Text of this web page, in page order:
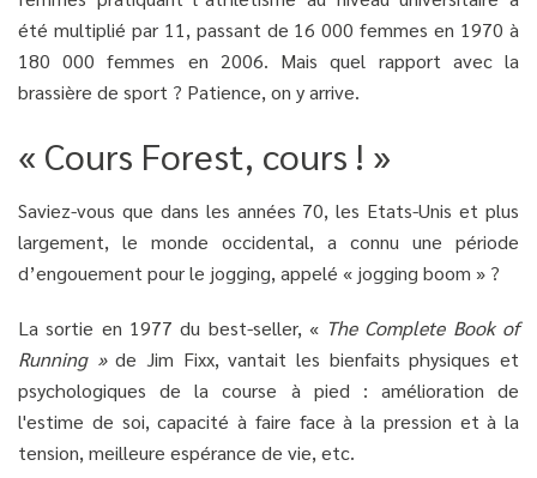
été multiplié par 11, passant de 16 000 femmes en 1970 à
180 000 femmes en 2006. Mais quel rapport avec la
brassière de sport ? Patience, on y arrive.
« Cours Forest, cours ! »
Saviez-vous que dans les années 70, les Etats-Unis et plus
largement, le monde occidental, a connu une période
d’engouement pour le jogging, appelé « jogging boom » ?
La sortie en 1977 du best-seller, « The Complete Book of
Running »de Jim Fixx, vantait les bienfaits physiques et
psychologiques de la course à pied : amélioration de
l'estime de soi, capacité à faire face à la pression et à la
tension, meilleure espérance de vie, etc.